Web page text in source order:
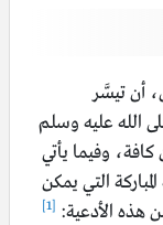
أن تيسَّر
الله عليه وسلم
كافة، وفيما يأتي
التي يمكن
هذه الأدعية: [1]